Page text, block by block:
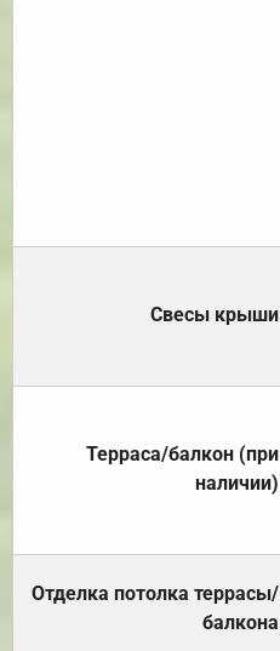
Свесы крыши
Терраса/балкон (при
наличии)
Отделка потолка террасы/
балкона